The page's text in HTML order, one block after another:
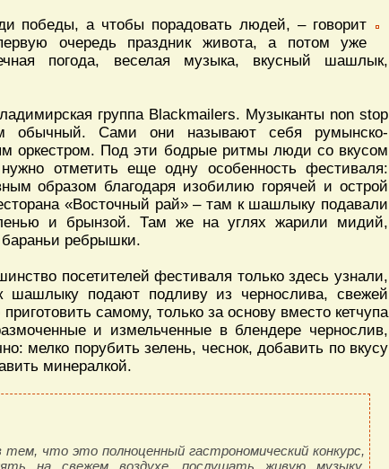
победы, а чтобы порадовать людей, – говорит
очередь праздник живота, а потом уже
погода, веселая музыка, вкусный шашлык,
группа Blackmailers. Музыканты non stop
обычный. Сами они называют себя румынско-
оркестром. Под эти бодрые ритмы люди со вкусом
отметить еще одну особенность фестиваля:
образом благодаря изобилию горячей и острой
«Восточный рай» – там к шашлыку подавали
и брынзой. Там же на углях жарили мидий,
бараньи ребрышки.
посетителей фестиваля только здесь узнали,
шашлыку подают подливу из чернослива, свежей
самому, только за основу вместо кетчупа
и измельченные в блендере чернослив,
мелко порубить зелень, чеснок, добавить по вкусу
минералкой.
что это полноценный гастрономический конкурс,
на свежем воздухе, послушать живую музыку,